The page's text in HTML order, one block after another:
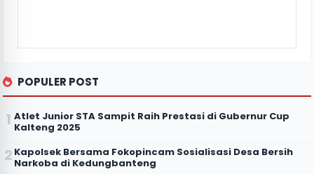
POPULER POST
Atlet Junior STA Sampit Raih Prestasi di Gubernur Cup
Kalteng 2025
Kapolsek Bersama Fokopincam Sosialisasi Desa Bersih
Narkoba di Kedungbanteng